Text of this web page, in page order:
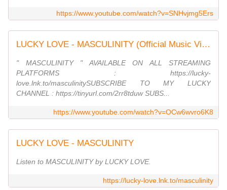
https://www.youtube.com/watch?v=SNHvjmg5Ers
LUCKY LOVE - MASCULINITY (Official Music Video)
" MASCULINITY " AVAILABLE ON ALL STREAMING
PLATFORMS : https://lucky-
love.lnk.to/masculinitySUBSCRIBE TO MY LUCKY
CHANNEL : https://tinyurl.com/2rr8tduw SUBS...
https://www.youtube.com/watch?v=OCw6wvro6K8
LUCKY LOVE - MASCULINITY
Listen to MASCULINITY by LUCKY LOVE.
https://lucky-love.lnk.to/masculinity